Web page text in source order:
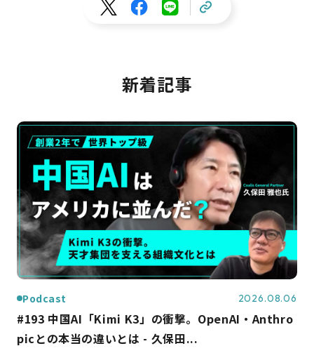
新着記事
Podcast 2026.08.06
#193 中国AI「Kimi K3」の衝撃。OpenAI・Anthro
picとの本当の違いとは - 久保田...